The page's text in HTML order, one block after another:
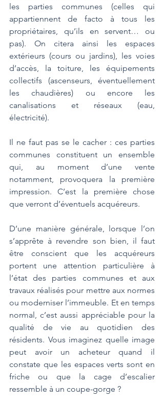
les parties communes (celles qui
appartiennent de facto à tous les
propriétaires, qu’ils en servent… ou
pas). On citera ainsi les espaces
extérieurs (cours ou jardins), les voies
d’accès, la toiture, les équipements
collectifs (ascenseurs, éventuellement
les chaudières) ou encore les
canalisations et réseaux (eau,
électricité).
Il ne faut pas se le cacher : ces parties
communes constituent un ensemble
qui, au moment d’une vente
notamment, provoquera la première
impression. C’est la première chose
que verront d’éventuels acquéreurs.
D’une manière générale, lorsque l’on
s’apprête à revendre son bien, il faut
être conscient que les acquéreurs
portent une attention particulière à
l’état des parties communes et aux
travaux réalisés pour mettre aux normes
ou moderniser l’immeuble. Et en temps
normal, c’est aussi appréciable pour la
qualité de vie au quotidien des
résidents. Vous imaginez quelle image
peut avoir un acheteur quand il
constate que les espaces verts sont en
friche ou que la cage d’escalier
ressemble à un coupe-gorge ?